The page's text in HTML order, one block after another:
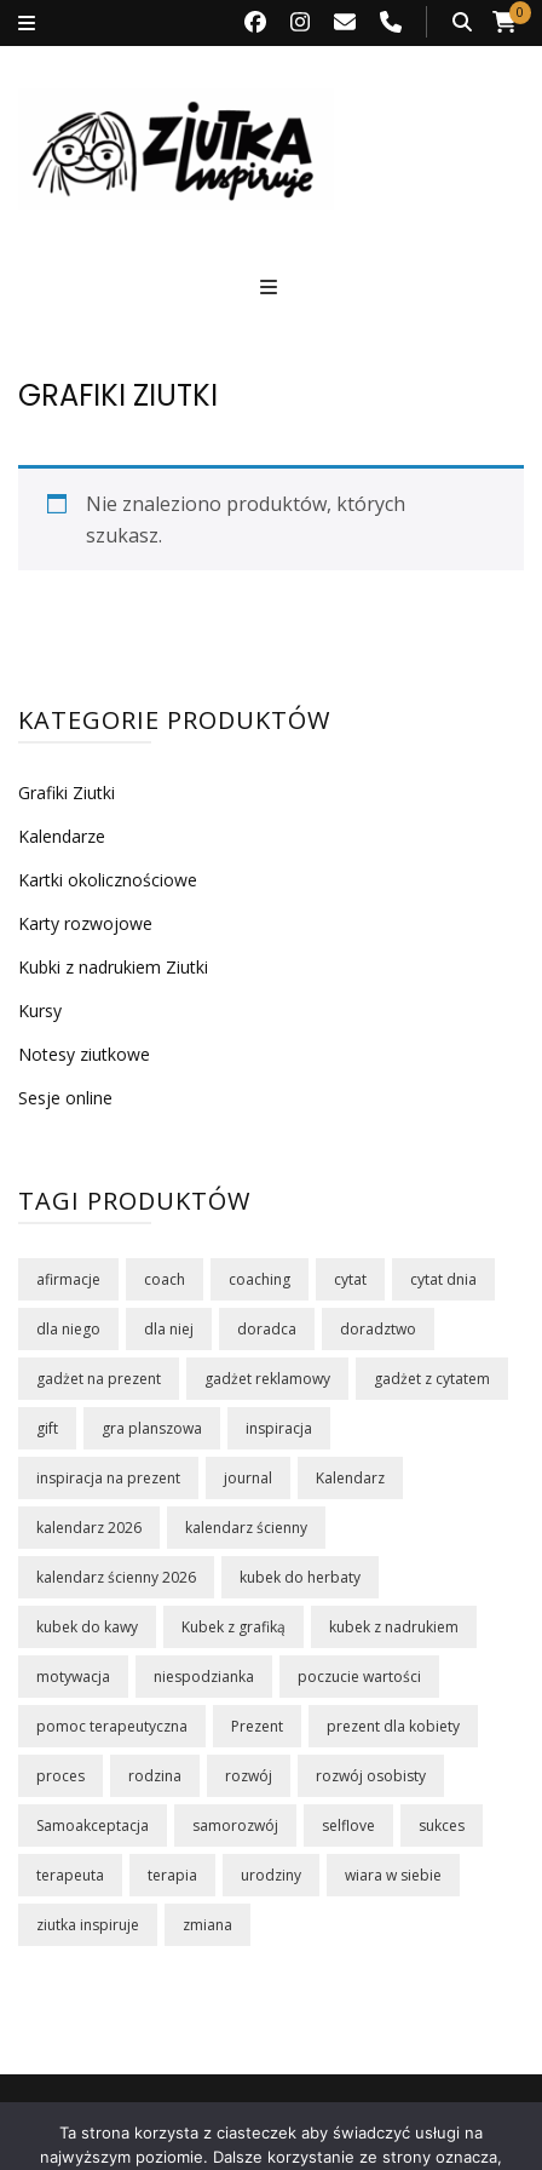
0
GRAFIKI ZIUTKI
Nie znaleziono produktów, których
szukasz.
KATEGORIE PRODUKTÓW
Grafiki Ziutki
Kalendarze
Kartki okolicznościowe
Karty rozwojowe
Kubki z nadrukiem Ziutki
Kursy
Notesy ziutkowe
Sesje online
TAGI PRODUKTÓW
afirmacje coach coaching cytat cytat dnia
dla niego dla niej doradca doradztwo
gadżet na prezent gadżet reklamowy gadżet z cytatem
gift gra planszowa inspiracja
inspiracja na prezent journal Kalendarz
kalendarz 2026 kalendarz ścienny
kalendarz ścienny 2026 kubek do herbaty
kubek do kawy Kubek z grafiką kubek z nadrukiem
motywacja niespodzianka poczucie wartości
pomoc terapeutyczna Prezent prezent dla kobiety
proces rodzina rozwój rozwój osobisty
Samoakceptacja samorozwój selflove sukces
terapeuta terapia urodziny wiara w siebie
ziutka inspiruje zmiana
konto
Polityka prywatności
Dane Firmy
Ta strona korzysta z ciasteczek aby świadczyć usługi na
najwyższym poziomie. Dalsze korzystanie ze strony oznacza,